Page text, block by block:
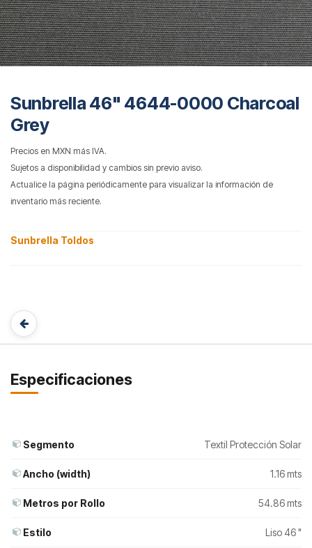
Sunbrella 46" 4644-0000 Charcoal
Grey
Precios en MXN más IVA.
Sujetos a disponibilidad y cambios sin previo aviso.
Actualice la página periódicamente para visualizar la información de
inventario más reciente.
Sunbrella Toldos
Especificaciones
Segmento Textil Protección Solar
Ancho (width) 1.16 mts
Metros por Rollo 54.86 mts
Estilo Liso 46 "